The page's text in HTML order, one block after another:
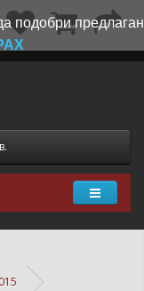
подобри